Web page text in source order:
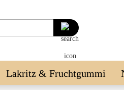
Suche...
Lakritz & Fruchtgummi